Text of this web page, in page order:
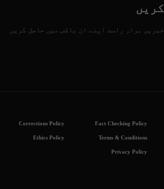
کریں
خبریں براہِ راست اپنے ان باکس میں حاصل کریں
Fact Checking Policy
Corrections Policy
Terms & Conditions
Ethics Policy
Privacy Policy